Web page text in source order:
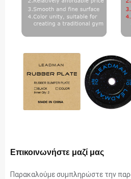
Επικοινωνήστε μαζί μας
Παρακαλούμε συμπληρώστε την